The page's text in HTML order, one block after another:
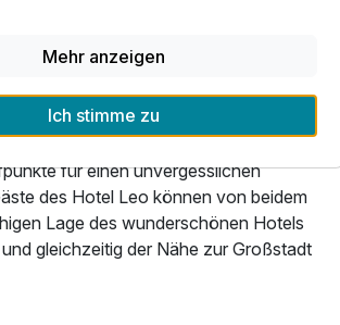
p.P. ab330,00 €
Ob das Technikmuseum in
Sinsheim, Bad Schönborn mit seiner
das Hoffenheim-Stadion oder das
– von hier aus haben Sie
für einen unvergesslichen
des Hotel Leo können von beidem
Lage des wunderschönen Hotels
gleichzeitig der Nähe zur Großstadt
Mehr anzeigen
Ich stimme zu